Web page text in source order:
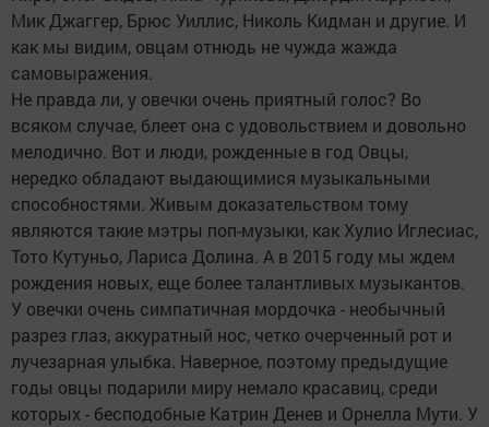
Мик Джаггер, Брюс Уиллис, Николь Кидман и другие. И
как мы видим, овцам отнюдь не чужда жажда
самовыражения.
Не правда ли, у овечки очень приятный голос? Во
всяком случае, блеет она с удовольствием и довольно
мелодично. Вот и люди, рожденные в год Овцы,
нередко обладают выдающимися музыкальными
способностями. Живым доказательством тому
являются такие мэтры поп-музыки, как Хулио Иглесиас,
Тото Кутуньо, Лариса Долина. А в 2015 году мы ждем
рождения новых, еще более талантливых музыкантов.
У овечки очень симпатичная мордочка - необычный
разрез глаз, аккуратный нос, четко очерченный рот и
лучезарная улыбка. Наверное, поэтому предыдущие
годы овцы подарили миру немало красавиц, среди
которых - бесподобные Катрин Денев и Орнелла Мути. У